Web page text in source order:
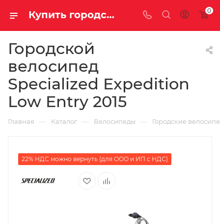
Купить городской велосипед Specialized Expedition Low Entry 2015 за 31890.00000000 в Саратове и Энгельсе 0
Городской
велосипед
Specialized Expedition
Low Entry 2015
Главная — Каталог — Велосипеды — Городские
22% НДС можно вернуть (для ООО и ИП с НДС)